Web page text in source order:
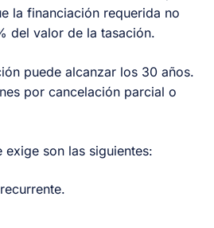
la financiación requerida no
del valor de la tasación.
puede alcanzar los 30 años.
por cancelación parcial o
exige son las siguientes: